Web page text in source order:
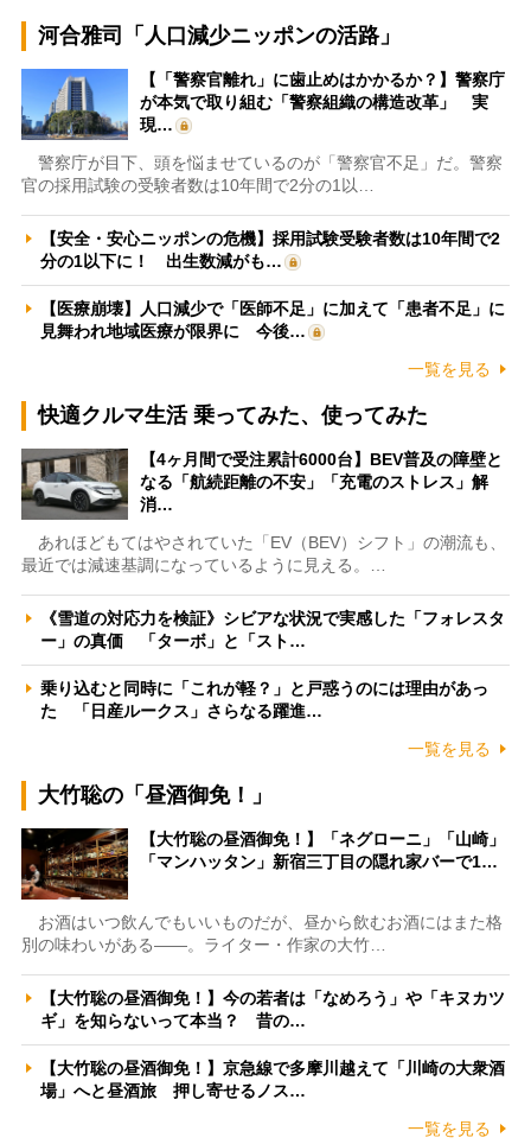
河合雅司「人口減少ニッポンの活路」
【「警察官離れ」に歯止めはかかるか？】警察庁
が本気で取り組む「警察組織の構造改革」 実
現…
警察庁が目下、頭を悩ませているのが「警察官不足」だ。警察
官の採用試験の受験者数は10年間で2分の1以…
【安全・安心ニッポンの危機】採用試験受験者数は10年間で2
分の1以下に！ 出生数減がも…
【医療崩壊】人口減少で「医師不足」に加えて「患者不足」に
見舞われ地域医療が限界に 今後…
一覧を見る
快適クルマ生活 乗ってみた、使ってみた
【4ヶ月間で受注累計6000台】BEV普及の障壁と
なる「航続距離の不安」「充電のストレス」解
消…
あれほどもてはやされていた「EV（BEV）シフト」の潮流も、
最近では減速基調になっているように見える。…
《雪道の対応力を検証》シビアな状況で実感した「フォレスタ
ー」の真価 「ターボ」と「スト…
乗り込むと同時に「これが軽？」と戸惑うのには理由があっ
た 「日産ルークス」さらなる躍進…
一覧を見る
大竹聡の「昼酒御免！」
【大竹聡の昼酒御免！】「ネグローニ」「山崎」
「マンハッタン」新宿三丁目の隠れ家バーで1…
お酒はいつ飲んでもいいものだが、昼から飲むお酒にはまた格
別の味わいがある――。ライター・作家の大竹…
【大竹聡の昼酒御免！】今の若者は「なめろう」や「キヌカツ
ギ」を知らないって本当？ 昔の…
【大竹聡の昼酒御免！】京急線で多摩川越えて「川崎の大衆酒
場」へと昼酒旅 押し寄せるノス…
一覧を見る